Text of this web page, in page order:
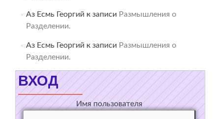
Аз Есмь Георгий к записи Размышления о
Разделении.
Аз Есмь Георгий к записи Размышления о
Разделении.
ВХОД
Имя пользователя